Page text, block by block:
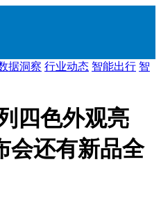
据洞察 行业动态 智能出行 智
四色外观亮
会还有新品全